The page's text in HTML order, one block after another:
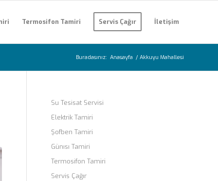
Termosifon Tamiri Servis Çağır İletişim
Buradasınız: Anasayfa / Akkuyu Mahallesi
Su Tesisat Servisi
Elektrik Tamiri
Şofben Tamiri
Günısı Tamiri
Termosifon Tamiri
Servis Çağır